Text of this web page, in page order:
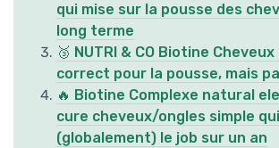
qui mise sur la pousse des
long terme
🥉 NUTRI & CO Biotine
correct pour la pousse, mais
🔥 Biotine Complexe natural
cure cheveux/ongles simple
(globalement) le job sur un an